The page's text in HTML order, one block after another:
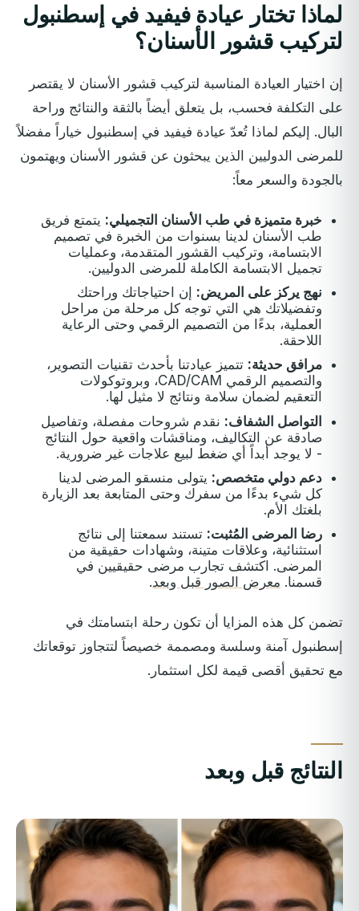
لماذا تختار عيادة فيفيد في إسطنبول
لتركيب قشور الأسنان؟
إن اختيار العيادة المناسبة لتركيب قشور الأسنان لا يقتصر
على التكلفة فحسب، بل يتعلق أيضاً بالثقة والنتائج وراحة
البال. إليكم لماذا تُعدّ عيادة فيفيد في إسطنبول خياراً مفضلاً
للمرضى الدوليين الذين يبحثون عن قشور الأسنان ويهتمون
بالجودة والسعر معاً:
خبرة متميزة في طب الأسنان التجميلي: يتمتع فريق
طب الأسنان لدينا بسنوات من الخبرة في تصميم
الابتسامة، وتركيب القشور المتقدمة، وعمليات
تجميل الابتسامة الكاملة للمرضى الدوليين.
نهج يركز على المريض: إن احتياجاتك وراحتك
وتفضيلاتك هي التي توجه كل مرحلة من مراحل
العملية، بدءًا من التصميم الرقمي وحتى الرعاية
اللاحقة.
مرافق حديثة: تتميز عيادتنا بأحدث تقنيات التصوير،
والتصميم الرقمي CAD/CAM، وبروتوكولات
التعقيم لضمان سلامة ونتائج لا مثيل لها.
التواصل الشفاف: نقدم شروحات مفصلة، وتفاصيل
صادقة عن التكاليف، ومناقشات واقعية حول النتائج
- لا يوجد أبداً أي ضغط لبيع علاجات غير ضرورية.
دعم دولي متخصص: يتولى منسقو المرضى لدينا
كل شيء بدءًا من سفرك وحتى المتابعة بعد الزيارة
بلغتك الأم.
رضا المرضى المُثبت: تستند سمعتنا إلى نتائج
استثنائية، وعلاقات متينة، وشهادات حقيقية من
المرضى. اكتشف تجارب مرضى حقيقيين في
قسمنا. معرض الصور قبل وبعد.
تضمن كل هذه المزايا أن تكون رحلة ابتسامتك في
إسطنبول آمنة وسلسة ومصممة خصيصاً لتتجاوز توقعاتك
مع تحقيق أقصى قيمة لكل استثمار.
النتائج قبل وبعد